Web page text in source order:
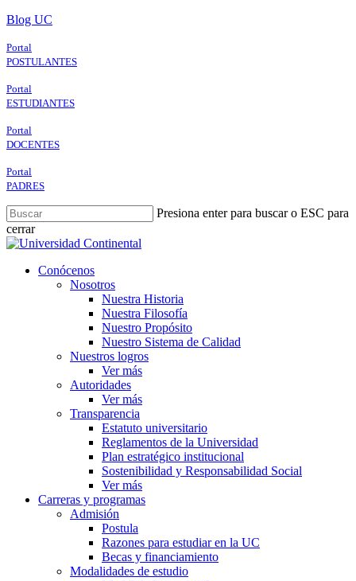
Skip
main
content
Blog UC
Portal
POSTULANTES
Portal
ESTUDIANTES
Portal
DOCENTES
Portal
PADRES
Presiona enter para buscar o ESC para
cerrar
Close
search
Menu
Conócenos
Nosotros
Nuestra Historia
Nuestra Filosofía
Nuestro Propósito
Nuestro Sistema de Calidad
Nuestros logros
Ver más
Autoridades
Ver más
Transparencia
Estatuto universitario
Reglamentos de la Universidad
Plan estratégico institucional
Sostenibilidad y Responsabilidad Social
Ver más
Carreras y programas
Admisión
Postula
Razones para estudiar en la UC
Becas y financiamiento
Modalidades de estudio